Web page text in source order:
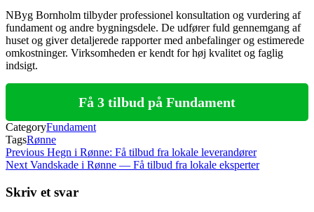
NByg Bornholm tilbyder professionel konsultation og vurdering af
fundament og andre bygningsdele. De udfører fuld gennemgang af
huset og giver detaljerede rapporter med anbefalinger og estimerede
omkostninger. Virksomheden er kendt for høj kvalitet og faglig
indsigt.
Få 3 tilbud på Fundament
CategoryFundament
TagsRønne
Indlægsnavigation
Previous
Post
Previous Hegn i Rønne: Få tilbud fra lokale leverandører
Next
Next Vandskade i Rønne — Få tilbud fra lokale eksperter
Skriv et svar